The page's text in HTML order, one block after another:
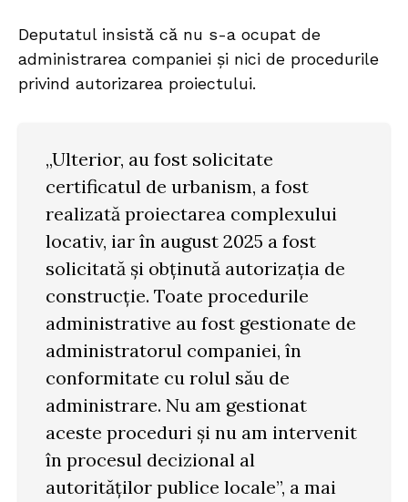
Deputatul insistă că nu s-a ocupat de
administrarea companiei și nici de procedurile
privind autorizarea proiectului.
„Ulterior, au fost solicitate
certificatul de urbanism, a fost
realizată proiectarea complexului
locativ, iar în august 2025 a fost
solicitată și obținută autorizația de
construcție. Toate procedurile
administrative au fost gestionate de
administratorul companiei, în
conformitate cu rolul său de
administrare. Nu am gestionat
aceste proceduri și nu am intervenit
în procesul decizional al
autorităților publice locale”, a mai